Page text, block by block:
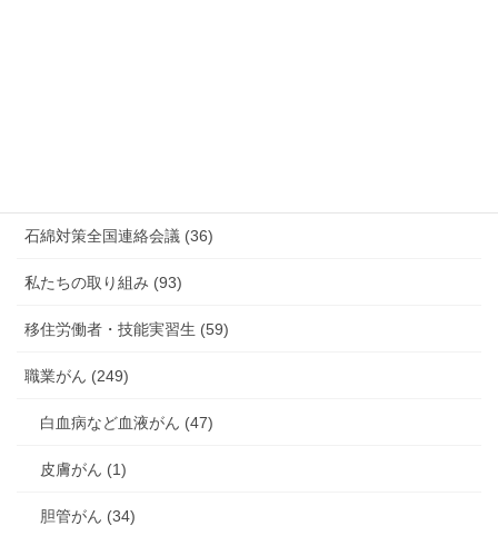
石綿対策全国連絡会議 (36)
私たちの取り組み (93)
移住労働者・技能実習生 (59)
職業がん (249)
白血病など血液がん (47)
皮膚がん (1)
胆管がん (34)